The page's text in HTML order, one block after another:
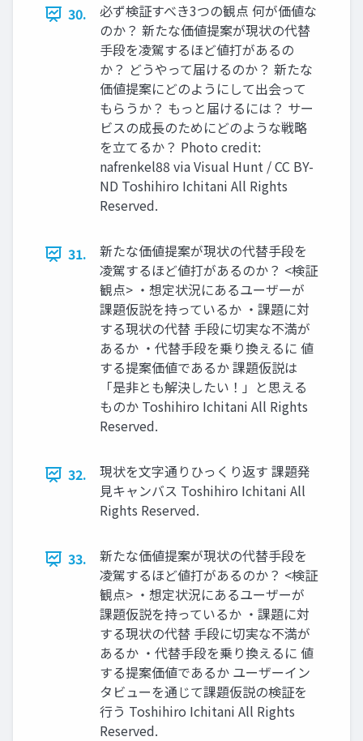
30.
必ず検証すべき3つの観点 何が価値な
のか？ 新たな価値提案が現状の代替
⼿段を凌駕するほど値打があるの
か？ どうやって届けるのか？ 新たな
価値提案にどのようにして出会って
もらうか？ もっと届けるには？ サー
ビスの成⻑のためにどのような戦略
を⽴てるか？ Photo credit:
nafrenkel88 via Visual Hunt / CC BY-
ND Toshihiro Ichitani All Rights
Reserved.
31.
新たな価値提案が現状の代替⼿段を
凌駕するほど値打があるのか？ <検証
観点> ・想定状況にあるユーザーが
課題仮説を持っているか ・課題に対
する現状の代替 ⼿段に切実な不満が
あるか ・代替⼿段を乗り換えるに 値
する提案価値であるか 課題仮説は
「是⾮とも解決したい！」と思える
ものか Toshihiro Ichitani All Rights
Reserved.
32.
現状を⽂字通りひっくり返す 課題発
⾒キャンバス Toshihiro Ichitani All
Rights Reserved.
33.
新たな価値提案が現状の代替⼿段を
凌駕するほど値打があるのか？ <検証
観点> ・想定状況にあるユーザーが
課題仮説を持っているか ・課題に対
する現状の代替 ⼿段に切実な不満が
あるか ・代替⼿段を乗り換えるに 値
する提案価値であるか ユーザーイン
タビューを通じて課題仮説の検証を
⾏う Toshihiro Ichitani All Rights
Reserved.